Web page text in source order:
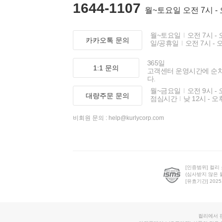
1644-1107 월~토요일 오전 7시 -
카카오톡 문의
월~토요일
오전 7시 -
일/공휴일
오전 7시 -
1:1 문의
365일
고객센터 운영시간에 순
다.
대량주문 문의
월~금요일
오전 9시 -
점심시간
낮 12시 - 오
비회원 문의 : help@kurlycorp.com
[인증범위] 컬리
(심사받지 않은
[유효기간]
컬리에서